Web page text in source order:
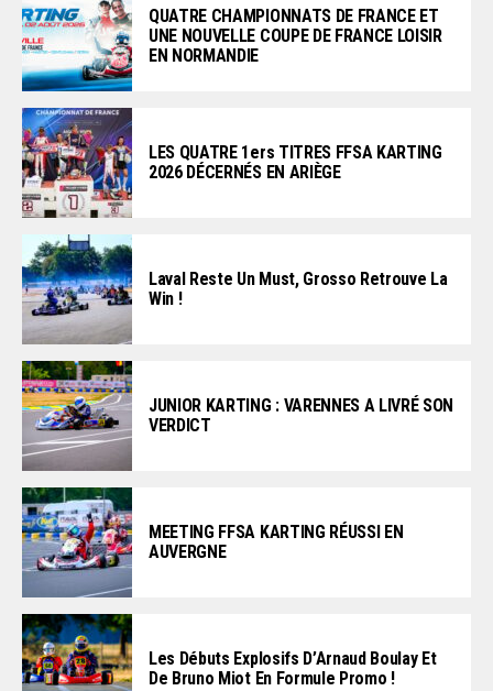
QUATRE CHAMPIONNATS DE FRANCE ET
UNE NOUVELLE COUPE DE FRANCE LOISIR
EN NORMANDIE
LES QUATRE 1ers TITRES FFSA KARTING
2026 DÉCERNÉS EN ARIÈGE
Laval Reste Un Must, Grosso Retrouve La
Win !
JUNIOR KARTING : VARENNES A LIVRÉ SON
VERDICT
MEETING FFSA KARTING RÉUSSI EN
AUVERGNE
Les Débuts Explosifs D’Arnaud Boulay Et
De Bruno Miot En Formule Promo !